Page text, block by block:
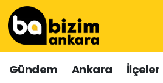
Gündem Ankara İlçeler
Hava Durumu
Trafik Durumu